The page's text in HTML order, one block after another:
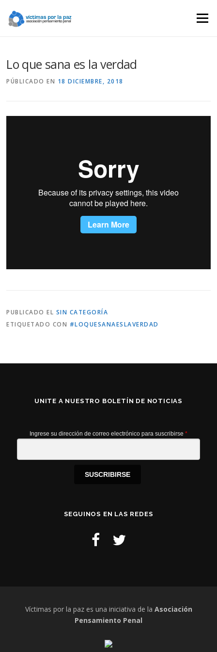
contenido
Menú
Lo que sana es la verdad
PÚBLICADO EN 18 DICIEMBRE, 2018
PUBLICADO EL SIN CATEGORÍA
ETIQUETADO CON #LOQUESANAESLAVERDAD
UNITE A NUESTRO BOLETÍN DE NOTICIAS
Ingrese su dirección de correo electrónico para suscribirse *
SUSCRIBIRSE
SEGUINOS EN LAS REDES
Víctimas por la paz es una iniciativa de la Asociación
Pensamiento Penal